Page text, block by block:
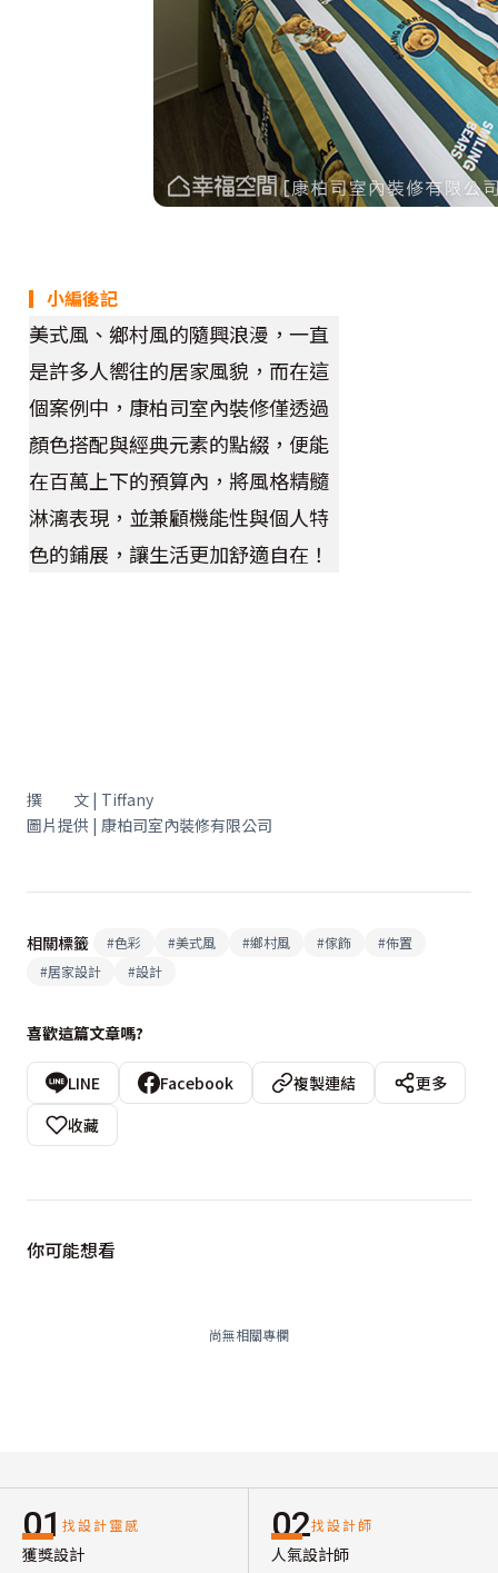
▎小編後記
美式風、鄉村風的隨興浪漫，一直
是許多人嚮往的居家風貌，而在這
個案例中，康柏司室內裝修僅透過
顏色搭配與經典元素的點綴，便能
在百萬上下的預算內，將風格精髓
淋漓表現，並兼顧機能性與個人特
色的鋪展，讓生活更加舒適自在！
撰 文 | Tiffany
圖片提供 | 康柏司室內裝修有限公司
相關標籤 #色彩 #美式風 #鄉村風 #傢飾 #佈置
#居家設計 #設計
喜歡這篇文章嗎?
LINE Facebook 複製連結
更多
收藏
你可能想看
尚無相關專欄
01 找設計靈感
獲獎設計
02找設計師
人氣設計師